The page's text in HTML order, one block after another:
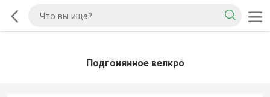
Подгонянное велкро